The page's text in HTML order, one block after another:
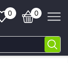
0 0